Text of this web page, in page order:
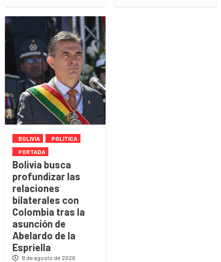
BOLIVIA
POLÍTICA
PORTADA
Bolivia busca
profundizar las
relaciones
bilaterales con
Colombia tras la
asunción de
Abelardo de la
Espriella
8 de agosto de 2026